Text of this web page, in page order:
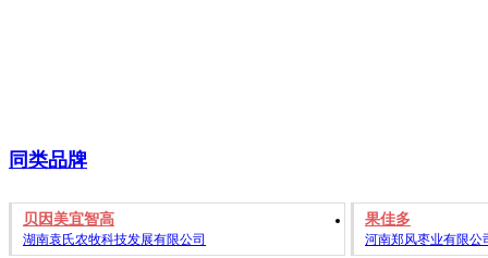
同类品牌
贝因美宜智高
湖南袁氏农牧科技发展有限公司
果佳多
河南郑风枣业有限公